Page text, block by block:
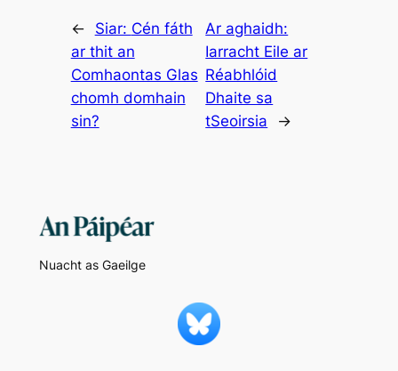
← Siar: Cén fáth
ar thit an
Comhaontas Glas
chomh domhain
sin?
Ar aghaidh:
Iarracht Eile ar
Réabhlóid
Dhaite sa
tSeoirsia
→
Nuacht as Gaeilge